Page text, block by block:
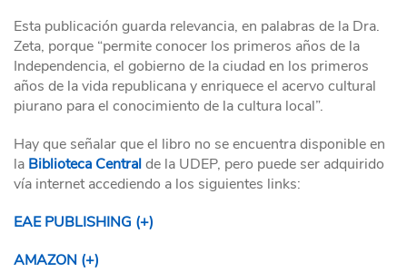
Esta publicación guarda relevancia, en palabras de la Dra.
Zeta, porque “permite conocer los primeros años de la
Independencia, el gobierno de la ciudad en los primeros
años de la vida republicana y enriquece el acervo cultural
piurano para el conocimiento de la cultura local”.
Hay que señalar que el libro no se encuentra disponible en
la Biblioteca Centralde la UDEP, pero puede ser adquirido
vía internet accediendo a los siguientes links:
EAE PUBLISHING (+)
AMAZON (+)